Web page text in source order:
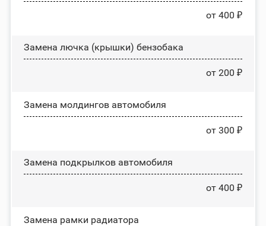
от 400 ₽
Замена лючка (крышки) бензобака
от 200 ₽
Замена молдингов автомобиля
от 300 ₽
Замена пoдĸpылĸoв автомобиля
от 400 ₽
Замена рамки радиатора